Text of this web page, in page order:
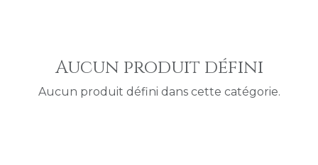
Aucun produit défini
Aucun produit défini dans cette catégorie.